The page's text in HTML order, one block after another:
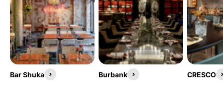
Bar Shuka Burbank CRESCO